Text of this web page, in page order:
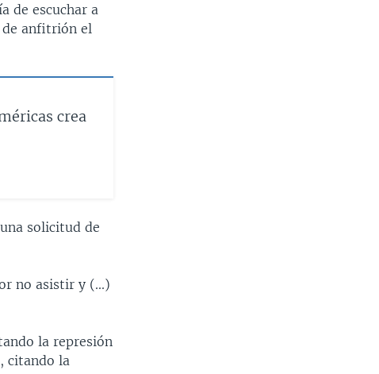
de escuchar a
de anfitrión el
crea
solicitud de
no asistir y (...)
la represión
citando la